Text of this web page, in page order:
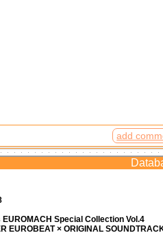
add
EUROMACH Special Collection Vol.4
EUROBEAT × ORIGINAL